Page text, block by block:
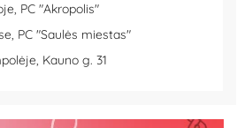
PC "Akropolis"
PC "Saulės miestas"
Kauno g. 31